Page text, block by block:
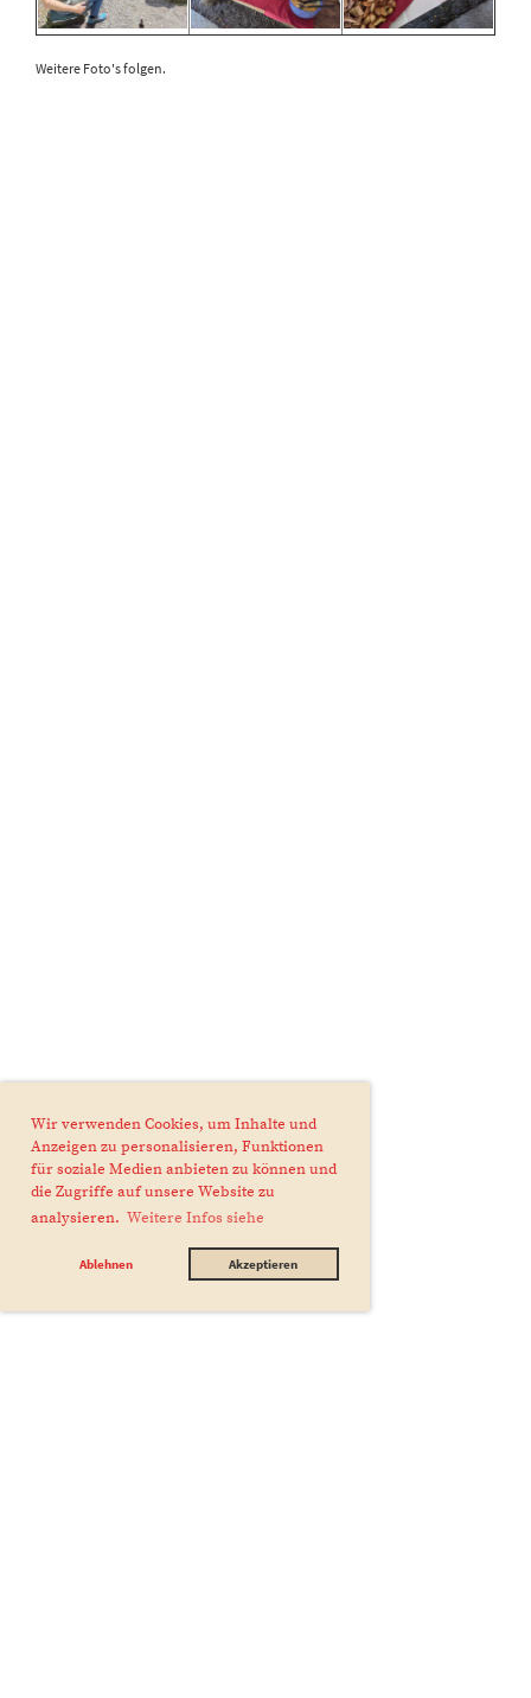
Wir verwenden Cookies, um Inhalte und
Anzeigen zu personalisieren, Funktionen
für soziale Medien anbieten zu können und
die Zugriffe auf unsere Website zu
analysieren. Weitere Infos siehe
Ablehnen Akzeptieren
Weitere Foto's folgen.